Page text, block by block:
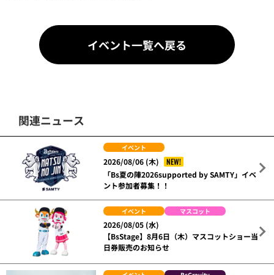
イベント一覧へ戻る
関連ニュース
イベント
2026/08/06 (木)
NEW!
「Bs夏の陣2026supported by SAMTY」イベ
ント参加者募集！！
イベント マスコット
2026/08/05 (水)
【BsStage】8月6日（木）マスコットショー当
日券販売のお知らせ